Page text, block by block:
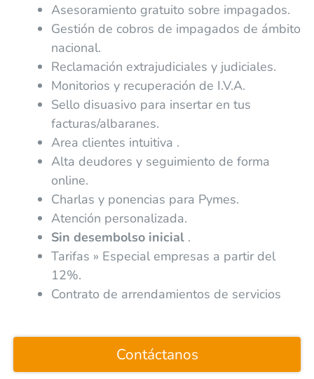
Asesoramiento gratuito sobre impagados.
Gestión de cobros de impagados de ámbito
nacional.
Reclamación extrajudiciales y judiciales.
Monitorios y recuperación de I.V.A.
Sello disuasivo para insertar en tus
facturas/albaranes.
Area clientes intuitiva .
Alta deudores y seguimiento de forma
online.
Charlas y ponencias para Pymes.
Atención personalizada.
Sin desembolso inicial.
Tarifas » Especial empresas a partir del
12%.
Contrato de arrendamientos de servicios
Contáctanos